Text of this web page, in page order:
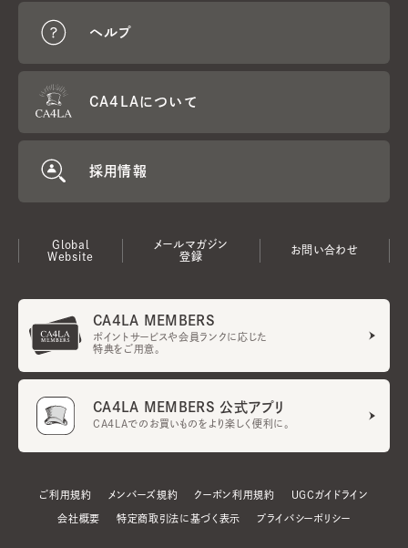
ヘルプ
CA4LAについて
採用情報
Global
Website
メールマガジン
登録
お問い合わせ
CA4LA MEMBERS
ポイントサービスや会員ランクに応じた
特典をご用意。
CA4LA MEMBERS 公式アプリ
CA4LAでのお買いものをより楽しく便利に。
ご利用規約 メンバーズ規約 クーポン利用規約 UGCガイドライン
会社概要 特定商取引法に基づく表示 プライバシーポリシー